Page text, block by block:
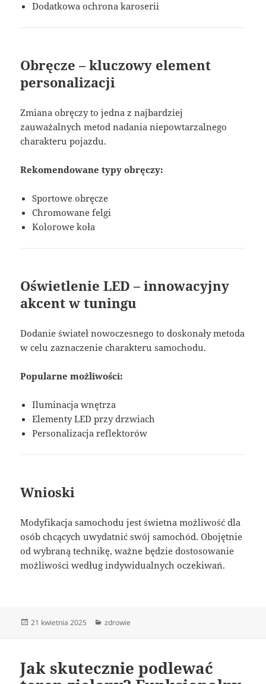
Dodatkowa ochrona karoserii
Obręcze – kluczowy element
personalizacji
Zmiana obręczy to jedna z najbardziej
zauważalnych metod nadania niepowtarzalnego
charakteru pojazdu.
Rekomendowane typy obręczy:
Sportowe obręcze
Chromowane felgi
Kolorowe koła
Oświetlenie LED – innowacyjny
akcent w tuningu
Dodanie świateł nowoczesnego to doskonały metoda
w celu zaznaczenie charakteru samochodu.
Popularne możliwości:
Iluminacja wnętrza
Elementy LED przy drzwiach
Personalizacja reflektorów
Wnioski
Modyfikacja samochodu jest świetna możliwość dla
osób chcących uwydatnić swój samochód. Obojętnie
od wybraną technikę, ważne będzie dostosowanie
możliwości według indywidualnych oczekiwań.
Data
21 kwietnia 2025 Kategorie
zdrowie
Jak skutecznie podlewać